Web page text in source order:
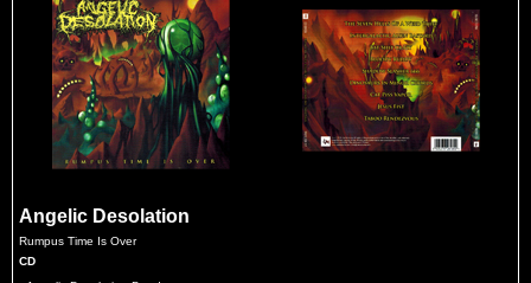
Angelic Desolation
Rumpus Time Is Over
CD